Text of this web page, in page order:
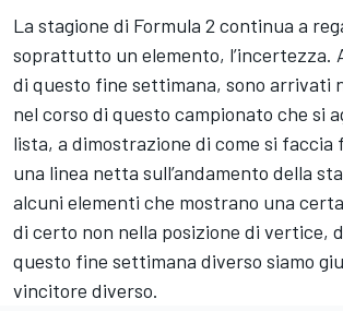
La stagione di Formula 2 continua a
soprattutto un elemento, l’incertezza.
di questo fine settimana, sono arrivati
nel corso di questo campionato che si
lista, a dimostrazione di come si
una linea netta sull’andamento della
alcuni elementi che mostrano una
di certo non nella posizione di vertice,
questo fine settimana diverso siamo
vincitore diverso.